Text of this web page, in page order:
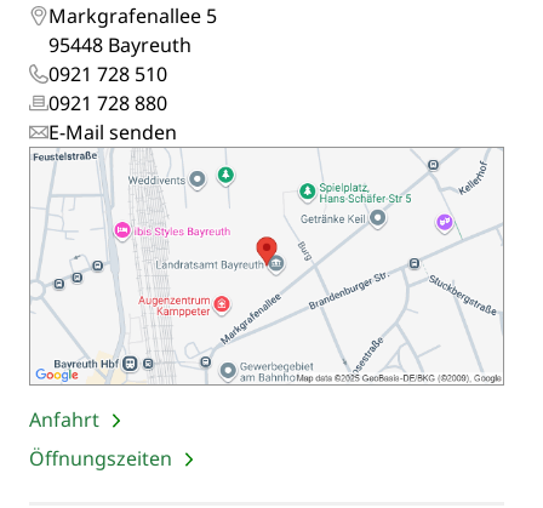
Markgrafenallee 5
95448 Bayreuth
0921 728 510
0921 728 880
E-Mail senden
Anfahrt
Öffnungszeiten